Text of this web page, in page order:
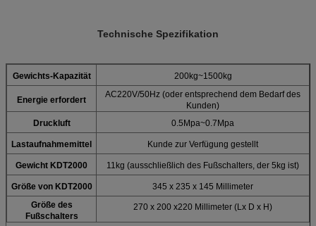
Technische Spezifikation
Gewichts-Kapazität 200kg~1500kg
Energie erfordert
AC220V/50Hz (oder entsprechend dem Bedarf des
Kunden)
Druckluft
0.5Mpa~0.7Mpa
Lastaufnahmemittel Kunde zur Verfügung gestellt
Gewicht KDT2000 11kg (ausschließlich des Fußschalters, der 5kg ist)
Größe von KDT2000
345 x 235 x 145 Millimeter
Größe des
Fußschalters
270 x 200 x220 Millimeter (Lx D x H)